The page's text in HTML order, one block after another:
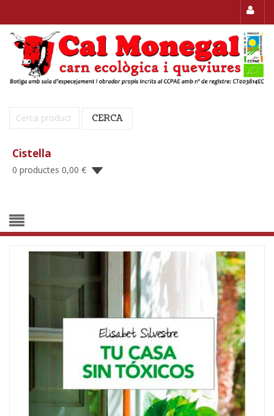
Cerca: CERCA
Cistella
0 productes 0,00 €